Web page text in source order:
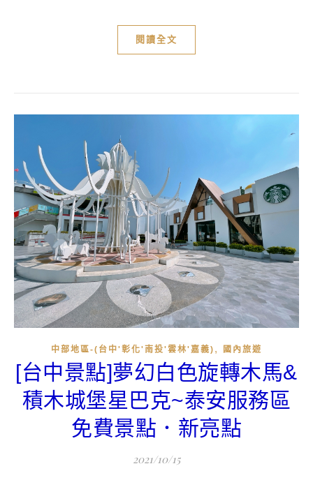
閱讀全文
中部地區-(台中'彰化'南投'雲林'嘉義) , 國內旅遊
[台中景點]夢幻白色旋轉木馬&
積木城堡星巴克~泰安服務區
免費景點．新亮點
2021/10/15